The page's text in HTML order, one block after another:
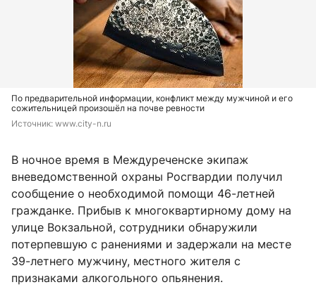
По предварительной информации, конфликт между мужчиной и его
сожительницей произошёл на почве ревности
Источник: www.city-n.ru
В ночное время в Междуреченске экипаж
вневедомственной охраны Росгвардии получил
сообщение о необходимой помощи 46-летней
гражданке. Прибыв к многоквартирному дому на
улице Вокзальной, сотрудники обнаружили
потерпевшую с ранениями и задержали на месте
39-летнего мужчину, местного жителя с
признаками алкогольного опьянения.